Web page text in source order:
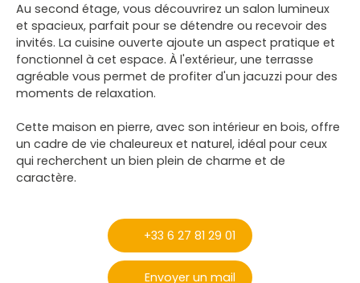
Au second étage, vous découvrirez un salon lumineux
et spacieux, parfait pour se détendre ou recevoir des
invités. La cuisine ouverte ajoute un aspect pratique et
fonctionnel à cet espace. À l'extérieur, une terrasse
agréable vous permet de profiter d'un jacuzzi pour des
moments de relaxation.
Cette maison en pierre, avec son intérieur en bois, offre
un cadre de vie chaleureux et naturel, idéal pour ceux
qui recherchent un bien plein de charme et de
caractère.
+33 6 27 81 29 01
Envoyer un mail